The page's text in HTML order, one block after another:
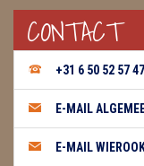
CONTACT
+31 6 50 52 57 47
E-MAIL
E-MAIL